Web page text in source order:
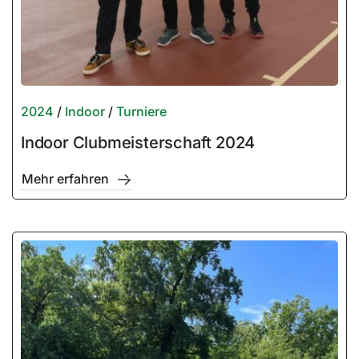
2024 / Indoor/ Turniere
Indoor Clubmeisterschaft 2024
Mehr erfahren